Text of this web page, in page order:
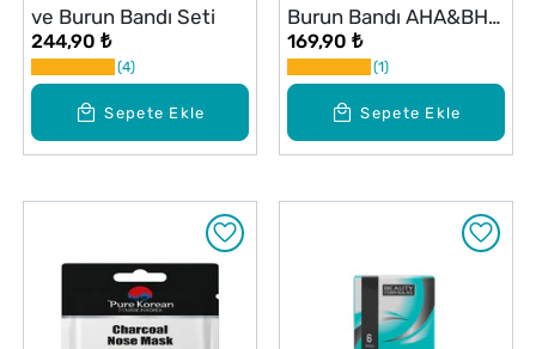
Sepete Ekle
ve Burun Bandı Seti
244,90 ₺
4
Sepete Ekle
Burun Bandı AHA&BHA
10'lu
169,90 ₺
1